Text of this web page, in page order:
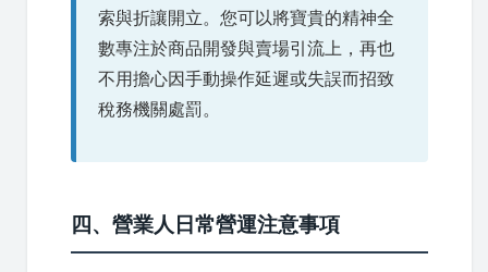
索與折讓開立。您可以將寶貴的精神全
數專注於商品開發與賣場引流上，再也
不用擔心因手動操作延遲或失誤而招致
稅務機關處罰。
四、營業人日常營運注意事項